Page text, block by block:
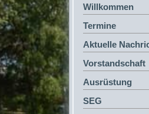
Willkommen
Termine
Aktuelle
Vorstandschaft
Ausrüstung
SEG